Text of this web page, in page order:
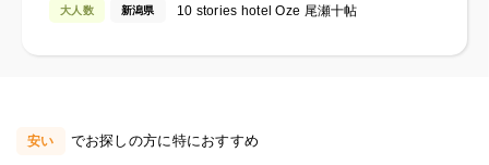
大人数 新潟県 10 stories hotel Oze 尾瀬十帖
安い でお探しの方に特におすすめ